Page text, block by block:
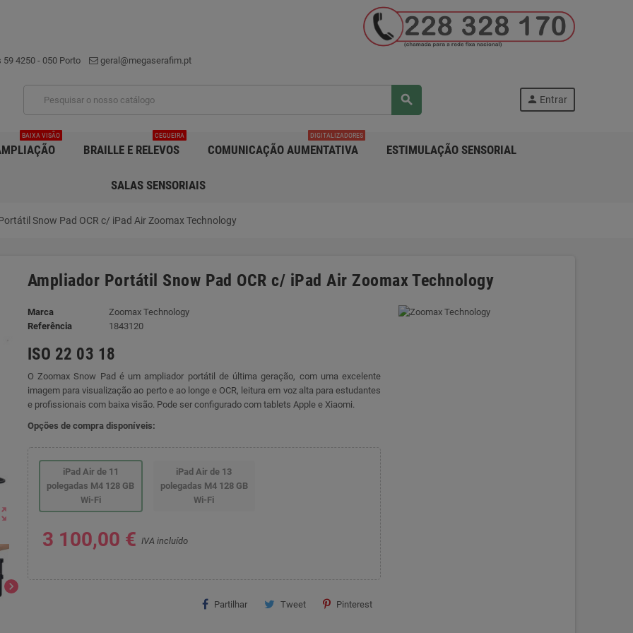
59 4250 - 050 Porto geral@megaserafim.pt
search person Entrar
BAIXA VISÃO
BRAILLE E RELEVOS
CEGUEIRA
COMUNICAÇÃO AUMENTATIVA
DIGITALIZADORES
ESTIMULAÇÃO SENSORIAL
SALAS SENSORIAIS
Snow Pad OCR c/ iPad Air Zoomax Technology
chevron_right
Ampliador Portátil Snow Pad OCR c/ iPad Air Zoomax Technology
Marca
Zoomax Technology
Referência
1843120
ISO 22 03 18
O Zoomax Snow Pad é um ampliador portátil de última geração, com uma excelente
imagem para visualização ao perto e ao longe e OCR, leitura em voz alta para estudantes
e profissionais com baixa visão. Pode ser configurado com tablets Apple e Xiaomi.
Opções de compra disponíveis:
iPad Air de 11
polegadas M4 128 GB
Wi-Fi
iPad Air de 13
polegadas M4 128 GB
Wi-Fi
3 100,00 € IVA incluído
Partilhar Tweet Pinterest